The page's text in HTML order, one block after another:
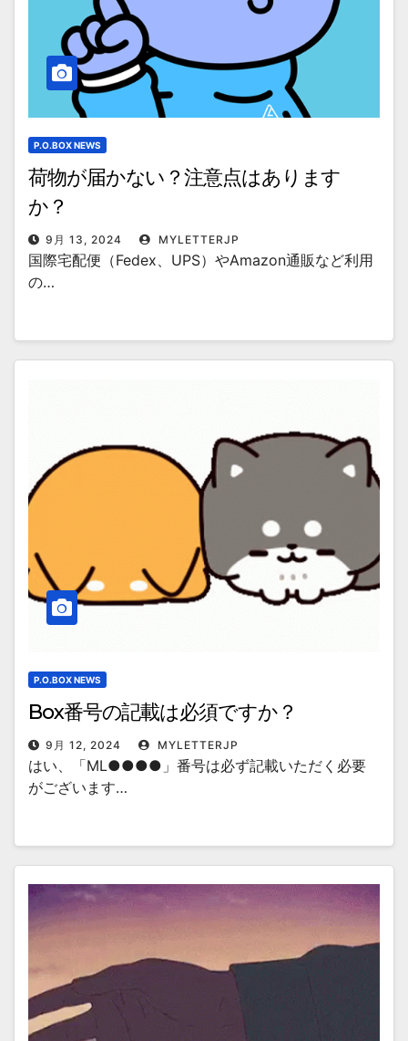
P.O.BOX NEWS
荷物が届かない？注意点はあります
か？
9月 13, 2024 MYLETTERJP
国際宅配便（Fedex、UPS）やAmazon通販など利用
の…
P.O.BOX NEWS
Box番号の記載は必須ですか？
9月 12, 2024 MYLETTERJP
はい、「ML●●●●」番号は必ず記載いただく必要
がございます…